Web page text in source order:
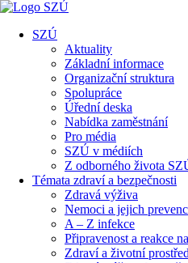
SZÚ
Aktuality
Základní informace
Organizační struktura
Spolupráce
Úřední deska
Nabídka zaměstnání
Pro média
SZÚ v médiích
Z odborného života
Témata zdraví a bezpečnosti
Zdravá výživa
Nemoci a jejich
A – Z infekce
Připravenost a reakce
Zdraví a životní